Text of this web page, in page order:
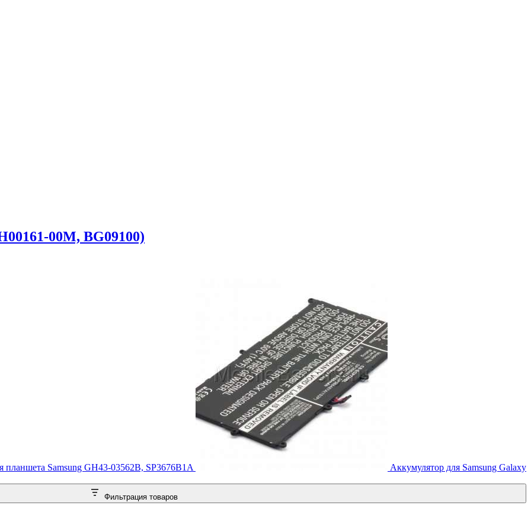
00M, BG09100)
планшета Samsung GH43-03562B, SP3676B1A
Аккумулятор для Samsung Galaxy
Фильтрация товаров